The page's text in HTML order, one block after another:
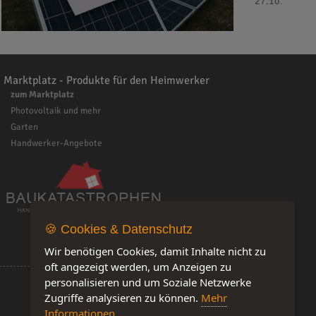
Marktplatz - Produkte für den Heimwerker
zum Marktplatz
Photovoltaik und mehr
Garten
Handwerker-Angebote
🍪 Cookies & Datenschutz
Wir benötigen Cookies, damit Inhalte nicht zu
oft angezeigt werden, um Anzeigen zu
personalisieren und um Soziale Netzwerke
Zugriffe analysieren zu können. Mehr
Informationen